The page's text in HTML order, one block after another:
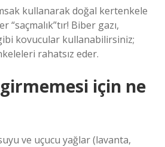
kullanarak doğal kertenkele
Biber gazı,
kovucular kullanabilirsiniz;
rahatsız eder.
için ne
ve uçucu yağlar (lavanta,